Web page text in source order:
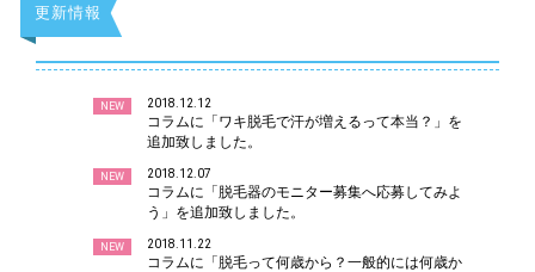
更新情報
NEW 2018.12.12
コラムに「ワキ脱毛で汗が増えるって本当？」を
追加致しました。
NEW 2018.12.07
コラムに「脱毛器のモニター募集へ応募してみよ
う」を追加致しました。
NEW 2018.11.22
コラムに「脱毛って何歳から？一般的には何歳か